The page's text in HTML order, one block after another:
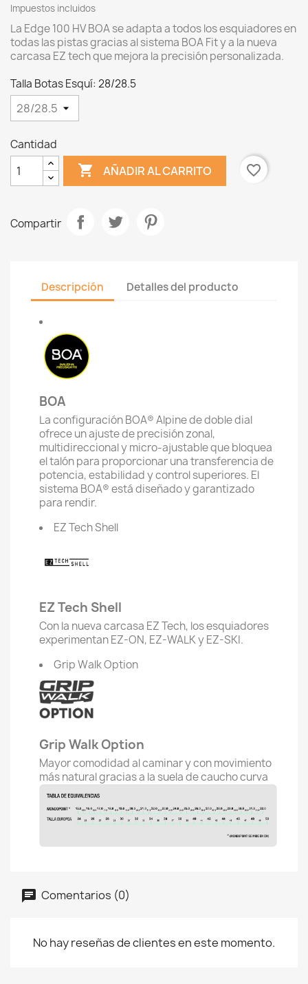
Impuestos incluidos
La Edge 100 HV BOA se adapta a todos los esquiadores en
todas las pistas gracias al sistema BOA Fit y a la nueva
carcasa EZ tech que mejora la precisión personalizada.
Talla Botas Esquí: 28/28.5
Cantidad
 AÑADIR AL CARRITO favorite_border
Compartir
Descripción Detalles del producto
BOA
La configuración BOA® Alpine de doble dial
ofrece un ajuste de precisión zonal,
multidireccional y micro-ajustable que bloquea
el talón para proporcionar una transferencia de
potencia, estabilidad y control superiores. El
sistema BOA® está diseñado y garantizado
para rendir.
EZ Tech Shell
EZ Tech Shell
Con la nueva carcasa EZ Tech, los esquiadores
experimentan EZ-ON, EZ-WALK y EZ-SKI.
Grip Walk Option
Grip Walk Option
Mayor comodidad al caminar y con movimiento
más natural gracias a la suela de caucho curva
Comentarios (0)
No hay reseñas de clientes en este momento.